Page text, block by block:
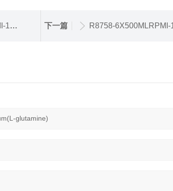
下一篇 R8758-6X500MLRPMI-1640